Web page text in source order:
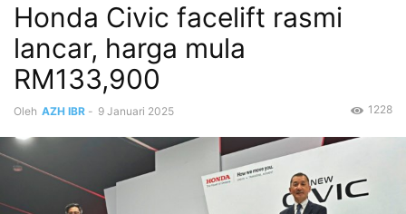
Honda Civic facelift rasmi
lancar, harga mula
RM133,900
Oleh AZH IBR - 9 Januari 2025 1228